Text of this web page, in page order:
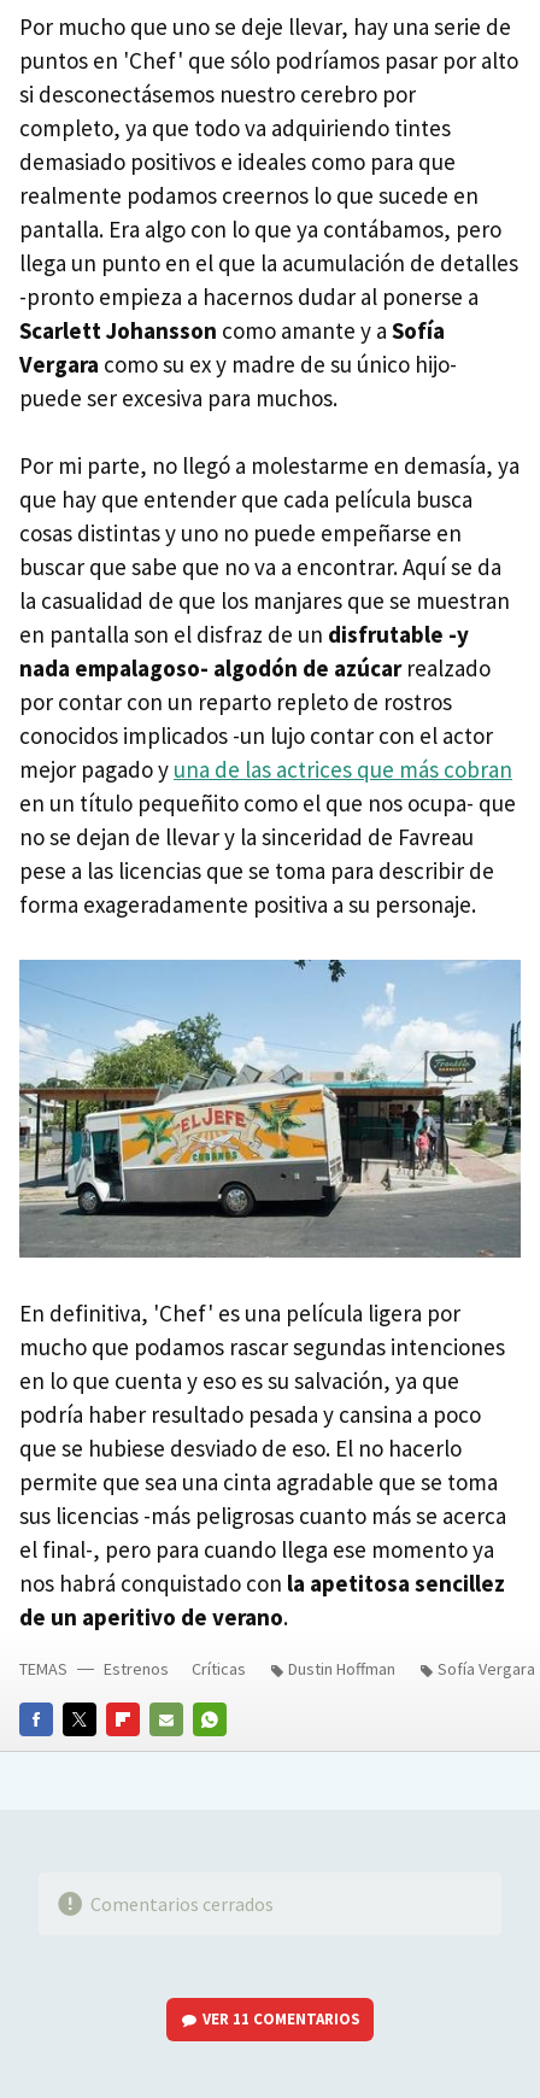
Por mucho que uno se deje llevar, hay una serie de
puntos en 'Chef' que sólo podríamos pasar por alto
si desconectásemos nuestro cerebro por
completo, ya que todo va adquiriendo tintes
demasiado positivos e ideales como para que
realmente podamos creernos lo que sucede en
pantalla. Era algo con lo que ya contábamos, pero
llega un punto en el que la acumulación de detalles
-pronto empieza a hacernos dudar al ponerse a
Scarlett Johansson como amante y a Sofía
Vergara como su ex y madre de su único hijo-
puede ser excesiva para muchos.
Por mi parte, no llegó a molestarme en demasía, ya
que hay que entender que cada película busca
cosas distintas y uno no puede empeñarse en
buscar que sabe que no va a encontrar. Aquí se da
la casualidad de que los manjares que se muestran
en pantalla son el disfraz de un disfrutable -y
nada empalagoso- algodón de azúcarrealzado
por contar con un reparto repleto de rostros
conocidos implicados -un lujo contar con el actor
mejor pagado y una de las actrices que más cobran
en un título pequeñito como el que nos ocupa- que
no se dejan de llevar y la sinceridad de Favreau
pese a las licencias que se toma para describir de
forma exageradamente positiva a su personaje.
En definitiva, 'Chef' es una película ligera por
mucho que podamos rascar segundas intenciones
en lo que cuenta y eso es su salvación, ya que
podría haber resultado pesada y cansina a poco
que se hubiese desviado de eso. El no hacerlo
permite que sea una cinta agradable que se toma
sus licencias -más peligrosas cuanto más se acerca
el final-, pero para cuando llega ese momento ya
nos habrá conquistado con la apetitosa sencillez
de un aperitivo de verano.
FACEBOOKTWITTERFLIPBOARD
E-
WHATSAPP
TEMAS Estrenos Críticas Dustin Hoffman Sofía Vergara
Comentarios cerrados
VER 11 COMENTARIOS